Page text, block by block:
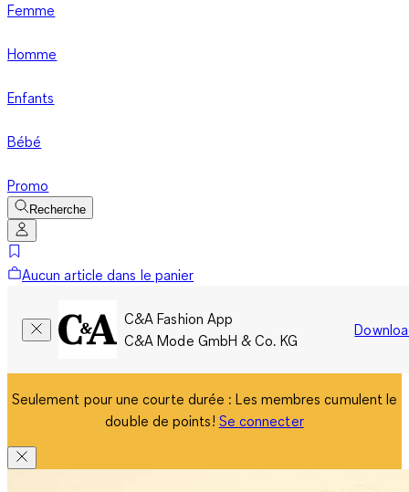
Femme
Homme
Enfants
Bébé
Promo
Recherche
Aucun article dans le panier
C&A Fashion App
C&A Mode GmbH & Co. KG
Seulement pour une courte durée : Les membres cumulent le
double de points! Se connecter